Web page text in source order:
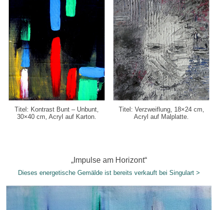
Titel: Kontrast Bunt – Unbunt,
30×40 cm, Acryl auf Karton.
Titel: Verzweiflung, 18×24 cm,
Acryl auf Malplatte.
„Impulse am Horizont“
Dieses energetische Gemälde ist bereits verkauft bei Singulart >